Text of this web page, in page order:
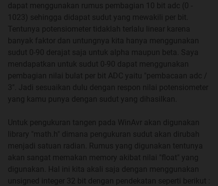
karena kepenuhan, lanjutan baca di post # 4 yaaa
I.N.D.E.X F.O.R.U.M
Quote:
Belajar elektronika digital dasar (Transistor,
Switch, running led-4017, 555, led matrix and
friend)
Spoilerfor:
dapat menggunakan rumus pembagian 10 bit adc (0 -
1023) sehingga didapat sudut yang mewakili per bit.
Tentunya potensiometer tidaklah terlalu linear karena
banyak faktor dan untungnya kita hanya menggunakan
sudut 0-90 derajat saja untuk alpha maupun beta. Saya
mendapatkan untuk sudut 0-90 dapat menggunakan
pembagian nilai bulat per bit ADC yaitu "pembacaan adc /
3". Jadi sesuaikan dulu dengan respon nilai potensiometer
yang kamu punya dengan sudut yang dihasilkan.
Untuk pengukuran tangen pada WinAvr akan digunakan
library "math.h" dimana pengukuran sudut akan dirubah
menjadi satuan radian. Rumus yang digunakan tentunya
akan sangat memakan memory akibat nilai "float" yang
digunakan. Hal ini kita akali saja dengan menggunakan
unsigned integer 32 bit dengan pendekatan seperti berikut :